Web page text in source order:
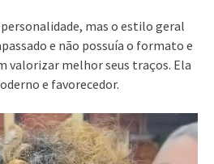
mas o estilo geral
e não possuía o formato e
valorizar melhor seus traços. Ela
e favorecedor.